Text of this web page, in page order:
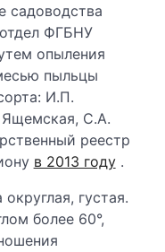
садоводства
ФГБНУ
опыления
пыльцы
И.П.
С.А.
реестр
в 2013 году .
округлая, густая.
более 60°,